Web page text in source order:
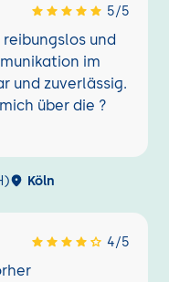
5/5
und
im
und zuverlässig.
über die ?
Köln
4/5